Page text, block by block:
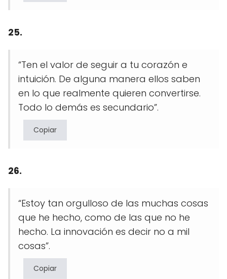
25.
“Ten el valor de seguir a tu corazón e
intuición. De alguna manera ellos saben
en lo que realmente quieren convertirse.
Todo lo demás es secundario”.
Copiar
26.
“Estoy tan orgulloso de las muchas cosas
que he hecho, como de las que no he
hecho. La innovación es decir no a mil
cosas”.
Copiar